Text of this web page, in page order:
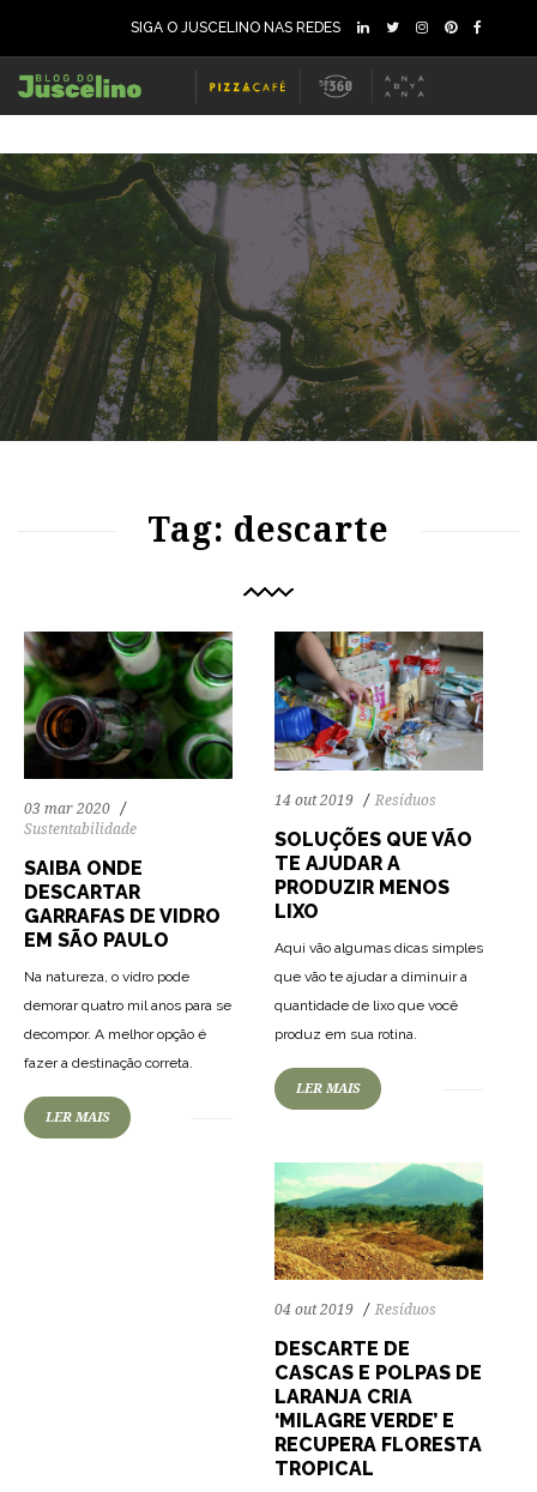
SIGA O JUSCELINO NAS REDES
Tag: descarte
03 mar 2020
Sustentabilidade
SAIBA ONDE
DESCARTAR
GARRAFAS DE VIDRO
EM SÃO PAULO
Na natureza, o vidro pode
demorar quatro mil anos para se
decompor. A melhor opção é
fazer a destinação correta.
LER MAIS
14 out 2019 Resíduos
SOLUÇÕES QUE VÃO
TE AJUDAR A
PRODUZIR MENOS
LIXO
Aqui vão algumas dicas simples
que vão te ajudar a diminuir a
quantidade de lixo que você
produz em sua rotina.
LER MAIS
04 out 2019 Resíduos
DESCARTE DE
CASCAS E POLPAS DE
LARANJA CRIA
‘MILAGRE VERDE’ E
RECUPERA FLORESTA
TROPICAL